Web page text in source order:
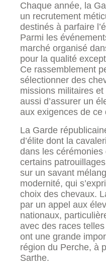
Chaque année, la
un recrutement
destinés à parfaire
Parmi les
marché organisé
pour la qualité
Ce rassemblement
sélectionner des
missions militaires
aussi d’assurer un
aux exigences de ce
La Garde
d’élite dont la
dans les
certains
sur un savant
modernité, qui
choix des chevaux.
par un appel aux
nationaux,
avec des races
ont une grande
région du Perche, à
Sarthe.